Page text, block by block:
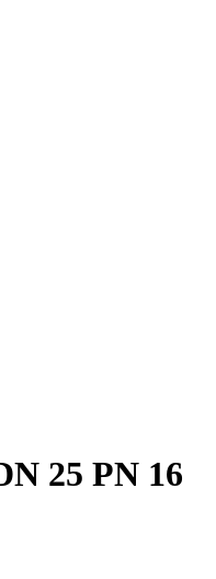
25 PN 16